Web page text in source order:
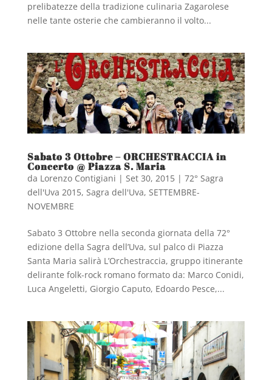
prelibatezze della tradizione culinaria Zagarolese
nelle tante osterie che cambieranno il volto...
Sabato 3 Ottobre – ORCHESTRACCIA in
Concerto @ Piazza S. Maria
da Lorenzo Contigiani | Set 30, 2015| 72° Sagra
dell'Uva 2015, Sagra dell'Uva, SETTEMBRE-
NOVEMBRE
Sabato 3 Ottobre nella seconda giornata della 72°
edizione della Sagra dell’Uva, sul palco di Piazza
Santa Maria salirà L’Orchestraccia, gruppo itinerante
delirante folk-rock romano formato da: Marco Conidi,
Luca Angeletti, Giorgio Caputo, Edoardo Pesce,...